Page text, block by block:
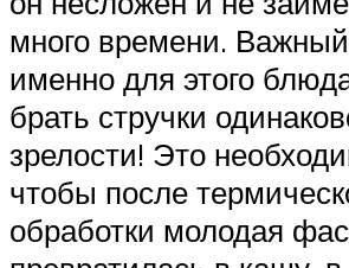
много времени.
именно для этого
брать стручки
зрелости! Это
чтобы после
обработки молодая